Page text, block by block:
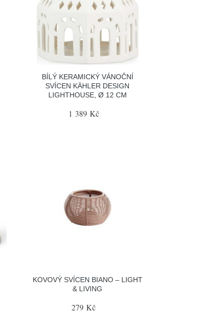
BÍLÝ KERAMICKÝ VÁNOČNÍ
SVÍCEN KÄHLER DESIGN
LIGHTHOUSE, Ø 12 CM
1 389 Kč
KOVOVÝ SVÍCEN BIANO – LIGHT
& LIVING
279 Kč